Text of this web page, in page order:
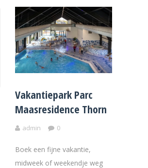
Vakantiepark Parc
Maasresidence Thorn
admin 0
Boek een fijne vakantie,
midweek of weekendje weg